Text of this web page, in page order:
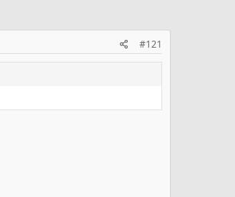
#121